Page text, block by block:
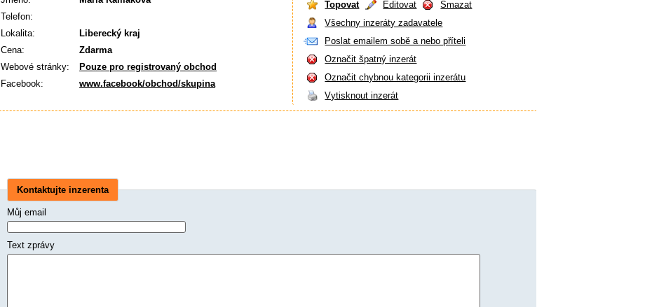
Telefon:
Lokalita:
Liberecký kraj
Cena:
Zdarma
Webové stránky:
Pouze pro registrovaný obchod
Facebook:
www.facebook/obchod/skupina
Topovat Editovat
Smazat
Všechny inzeráty zadavatele
Poslat emailem sobě a nebo příteli
Označit špatný inzerát
Označit chybnou kategorii inzerátu
Vytisknout inzerát
Kontaktujte inzerenta
Můj email
Text zprávy